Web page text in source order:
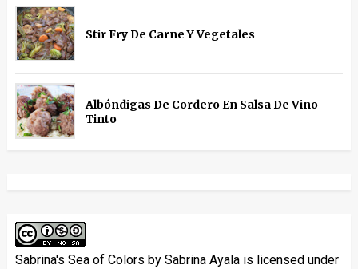
Stir Fry De Carne Y Vegetales
Albóndigas De Cordero En Salsa De Vino
Tinto
Sabrina's Sea of Colors by Sabrina Ayalais licensed under